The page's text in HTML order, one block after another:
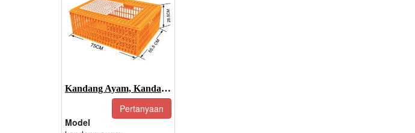
Kandang Ayam, Kandang Angkut Ayam, Kandang Ayam Untuk Dijual
Pertanyaan
Model